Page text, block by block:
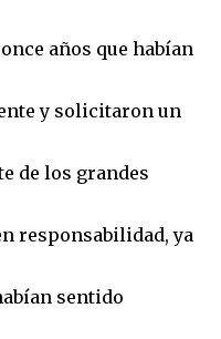
años que habían
y solicitaron un
de los grandes
responsabilidad, ya
sentido